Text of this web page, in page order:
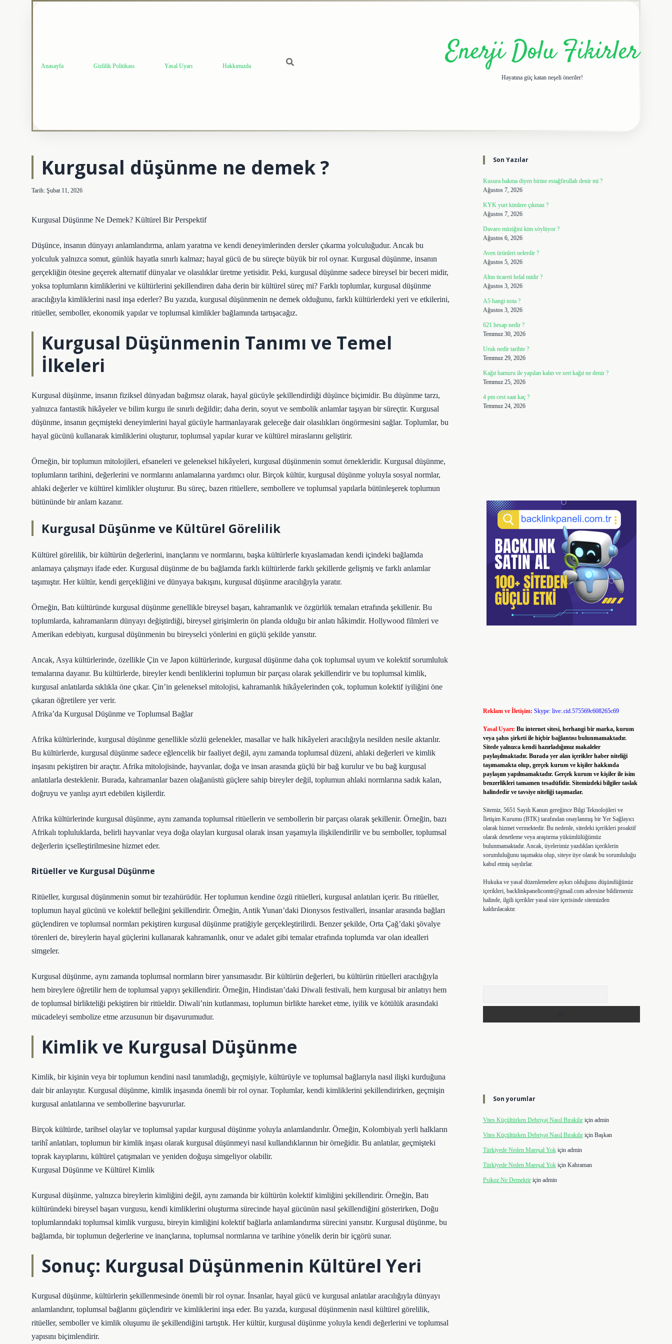
Anasayfa Gizlilik Politikası Yasal Uyarı Hakkımızda Enerji Dolu Fikirler
Hayatına güç katan neşeli öneriler!
Kurgusal düşünme ne demek ?
Tarih: Şubat 11, 2026
Kurgusal Düşünme Ne Demek? Kültürel Bir Perspektif
Düşünce, insanın dünyayı anlamlandırma, anlam yaratma ve kendi deneyimlerinden dersler çıkarma yolculuğudur. Ancak bu
yolculuk yalnızca somut, günlük hayatla sınırlı kalmaz; hayal gücü de bu süreçte büyük bir rol oynar. Kurgusal düşünme, insanın
gerçekliğin ötesine geçerek alternatif dünyalar ve olasılıklar üretme yetisidir. Peki, kurgusal düşünme sadece bireysel bir beceri midir,
yoksa toplumların kimliklerini ve kültürlerini şekillendiren daha derin bir kültürel süreç mi? Farklı toplumlar, kurgusal düşünme
aracılığıyla kimliklerini nasıl inşa ederler? Bu yazıda, kurgusal düşünmenin ne demek olduğunu, farklı kültürlerdeki yeri ve etkilerini,
ritüeller, semboller, ekonomik yapılar ve toplumsal kimlikler bağlamında tartışacağız.
Kurgusal Düşünmenin Tanımı ve Temel
İlkeleri
Kurgusal düşünme, insanın fiziksel dünyadan bağımsız olarak, hayal gücüyle şekillendirdiği düşünce biçimidir. Bu düşünme tarzı,
yalnızca fantastik hikâyeler ve bilim kurgu ile sınırlı değildir; daha derin, soyut ve sembolik anlamlar taşıyan bir süreçtir. Kurgusal
düşünme, insanın geçmişteki deneyimlerini hayal gücüyle harmanlayarak geleceğe dair olasılıkları öngörmesini sağlar. Toplumlar, bu
hayal gücünü kullanarak kimliklerini oluşturur, toplumsal yapılar kurar ve kültürel miraslarını geliştirir.
Örneğin, bir toplumun mitolojileri, efsaneleri ve geleneksel hikâyeleri, kurgusal düşünmenin somut örnekleridir. Kurgusal düşünme,
toplumların tarihini, değerlerini ve normlarını anlamalarına yardımcı olur. Birçok kültür, kurgusal düşünme yoluyla sosyal normlar,
ahlaki değerler ve kültürel kimlikler oluşturur. Bu süreç, bazen ritüellere, sembollere ve toplumsal yapılarla bütünleşerek toplumun
bütününde bir anlam kazanır.
Kurgusal Düşünme ve Kültürel Görelilik
Kültürel görelilik, bir kültürün değerlerini, inançlarını ve normlarını, başka kültürlerle kıyaslamadan kendi içindeki bağlamda
anlamaya çalışmayı ifade eder. Kurgusal düşünme de bu bağlamda farklı kültürlerde farklı şekillerde gelişmiş ve farklı anlamlar
taşımıştır. Her kültür, kendi gerçekliğini ve dünyaya bakışını, kurgusal düşünme aracılığıyla yaratır.
Örneğin, Batı kültüründe kurgusal düşünme genellikle bireysel başarı, kahramanlık ve özgürlük temaları etrafında şekillenir. Bu
toplumlarda, kahramanların dünyayı değiştirdiği, bireysel girişimlerin ön planda olduğu bir anlatı hâkimdir. Hollywood filmleri ve
Amerikan edebiyatı, kurgusal düşünmenin bu bireyselci yönlerini en güçlü şekilde yansıtır.
Ancak, Asya kültürlerinde, özellikle Çin ve Japon kültürlerinde, kurgusal düşünme daha çok toplumsal uyum ve kolektif sorumluluk
temalarına dayanır. Bu kültürlerde, bireyler kendi benliklerini toplumun bir parçası olarak şekillendirir ve bu toplumsal kimlik,
kurgusal anlatılarda sıklıkla öne çıkar. Çin’in geleneksel mitolojisi, kahramanlık hikâyelerinden çok, toplumun kolektif iyiliğini öne
çıkaran öğretilere yer verir.
Afrika’da Kurgusal Düşünme ve Toplumsal Bağlar
Afrika kültürlerinde, kurgusal düşünme genellikle sözlü gelenekler, masallar ve halk hikâyeleri aracılığıyla nesilden nesile aktarılır.
Bu kültürlerde, kurgusal düşünme sadece eğlencelik bir faaliyet değil, aynı zamanda toplumsal düzeni, ahlaki değerleri ve kimlik
inşasını pekiştiren bir araçtır. Afrika mitolojisinde, hayvanlar, doğa ve insan arasında güçlü bir bağ kurulur ve bu bağ kurgusal
anlatılarla desteklenir. Burada, kahramanlar bazen olağanüstü güçlere sahip bireyler değil, toplumun ahlaki normlarına sadık kalan,
doğruyu ve yanlışı ayırt edebilen kişilerdir.
Afrika kültürlerinde kurgusal düşünme, aynı zamanda toplumsal ritüellerin ve sembollerin bir parçası olarak şekillenir. Örneğin, bazı
Afrikalı topluluklarda, belirli hayvanlar veya doğa olayları kurgusal olarak insan yaşamıyla ilişkilendirilir ve bu semboller, toplumsal
değerlerin içselleştirilmesine hizmet eder.
Ritüeller ve Kurgusal Düşünme
Ritüeller, kurgusal düşünmenin somut bir tezahürüdür. Her toplumun kendine özgü ritüelleri, kurgusal anlatıları içerir. Bu ritüeller,
toplumun hayal gücünü ve kolektif belleğini şekillendirir. Örneğin, Antik Yunan’daki Dionysos festivalleri, insanlar arasında bağları
güçlendiren ve toplumsal normları pekiştiren kurgusal düşünme pratiğiyle gerçekleştirilirdi. Benzer şekilde, Orta Çağ’daki şövalye
törenleri de, bireylerin hayal güçlerini kullanarak kahramanlık, onur ve adalet gibi temalar etrafında toplumda var olan idealleri
simgeler.
Kurgusal düşünme, aynı zamanda toplumsal normların birer yansımasıdır. Bir kültürün değerleri, bu kültürün ritüelleri aracılığıyla
hem bireylere öğretilir hem de toplumsal yapıyı şekillendirir. Örneğin, Hindistan’daki Diwali festivali, hem kurgusal bir anlatıyı hem
de toplumsal birlikteliği pekiştiren bir ritüeldir. Diwali’nin kutlanması, toplumun birlikte hareket etme, iyilik ve kötülük arasındaki
mücadeleyi sembolize etme arzusunun bir dışavurumudur.
Kimlik ve Kurgusal Düşünme
Kimlik, bir kişinin veya bir toplumun kendini nasıl tanımladığı, geçmişiyle, kültürüyle ve toplumsal bağlarıyla nasıl ilişki kurduğuna
dair bir anlayıştır. Kurgusal düşünme, kimlik inşasında önemli bir rol oynar. Toplumlar, kendi kimliklerini şekillendirirken, geçmişin
kurgusal anlatılarına ve sembollerine başvururlar.
Birçok kültürde, tarihsel olaylar ve toplumsal yapılar kurgusal düşünme yoluyla anlamlandırılır. Örneğin, Kolombiyalı yerli halkların
tarihî anlatıları, toplumun bir kimlik inşası olarak kurgusal düşünmeyi nasıl kullandıklarının bir örneğidir. Bu anlatılar, geçmişteki
toprak kayıplarını, kültürel çatışmaları ve yeniden doğuşu simgeliyor olabilir.
Kurgusal Düşünme ve Kültürel Kimlik
Kurgusal düşünme, yalnızca bireylerin kimliğini değil, aynı zamanda bir kültürün kolektif kimliğini şekillendirir. Örneğin, Batı
kültüründeki bireysel başarı vurgusu, kendi kimliklerini oluşturma sürecinde hayal gücünün nasıl şekillendiğini gösterirken, Doğu
toplumlarındaki toplumsal kimlik vurgusu, bireyin kimliğini kolektif bağlarla anlamlandırma sürecini yansıtır. Kurgusal düşünme, bu
bağlamda, bir toplumun değerlerine ve inançlarına, toplumsal normlarına ve tarihine yönelik derin bir içgörü sunar.
Sonuç: Kurgusal Düşünmenin Kültürel Yeri
Kurgusal düşünme, kültürlerin şekillenmesinde önemli bir rol oynar. İnsanlar, hayal gücü ve kurgusal anlatılar aracılığıyla dünyayı
anlamlandırır, toplumsal bağlarını güçlendirir ve kimliklerini inşa eder. Bu yazıda, kurgusal düşünmenin nasıl kültürel görelilik,
ritüeller, semboller ve kimlik oluşumu ile şekillendiğini tartıştık. Her kültür, kurgusal düşünme yoluyla kendi değerlerini ve toplumsal
yapısını biçimlendirir.
Sidebar
Son Yazılar
Kusura bakma diyen birine estağfirullah denir mi ?
Ağustos 7, 2026
KYK yurt kimlere çıkmaz ?
Ağustos 7, 2026
Davaro müziğini kim söylüyor ?
Ağustos 6, 2026
Aven ürünleri nelerdir ?
Ağustos 5, 2026
Altın ticareti helal midir ?
Ağustos 3, 2026
A5 hangi nota ?
Ağustos 3, 2026
621 hesap nedir ?
Temmuz 30, 2026
Uruk nedir tarihte ?
Temmuz 29, 2026
Kağıt hamuru ile yapılan kalın ve sert kağıt ne denir ?
Temmuz 25, 2026
4 pm cest saat kaç ?
Temmuz 24, 2026
Reklam ve İletişim: Skype: live:.cid.575569c608265c69
Yasal Uyarı: Bu internet sitesi, herhangi bir marka, kurum
veya şahıs şirketi ile hiçbir bağlantısı bulunmamaktadır.
Sitede yalnızca kendi hazırladığımız makaleler
paylaşılmaktadır. Burada yer alan içerikler haber niteliği
taşımamakta olup, gerçek kurum ve kişiler hakkında
paylaşım yapılmamaktadır. Gerçek kurum ve kişiler ile isim
benzerlikleri tamamen tesadüfidir. Sitemizdeki bilgiler taslak
halindedir ve tavsiye niteliği taşımazlar.
Sitemiz, 5651 Sayılı Kanun gereğince Bilgi Teknolojileri ve
İletişim Kurumu (BTK) tarafından onaylanmış bir Yer Sağlayıcı
olarak hizmet vermektedir. Bu nedenle, sitedeki içerikleri proaktif
olarak denetleme veya araştırma yükümlülüğümüz
bulunmamaktadır. Ancak, üyelerimiz yazdıkları içeriklerin
sorumluluğunu taşımakta olup, siteye üye olarak bu sorumluluğu
kabul etmiş sayılırlar.
Hukuka ve yasal düzenlemelere aykırı olduğunu düşündüğünüz
içerikleri, backlinkpanelicomtr@gmail.comadresine bildirmeniz
halinde, ilgili içerikler yasal süre içerisinde sitemizden
kaldırılacaktır.
Son yorumlar
Vites Küçültürken Debriyaj Nasıl Bırakılıriçin admin
Vites Küçültürken Debriyaj Nasıl Bırakılıriçin Başkan
Türkiyede Neden Mareşal Yokiçin admin
Türkiyede Neden Mareşal Yokiçin Kahraman
Psikoz Ne Demektiriçin admin